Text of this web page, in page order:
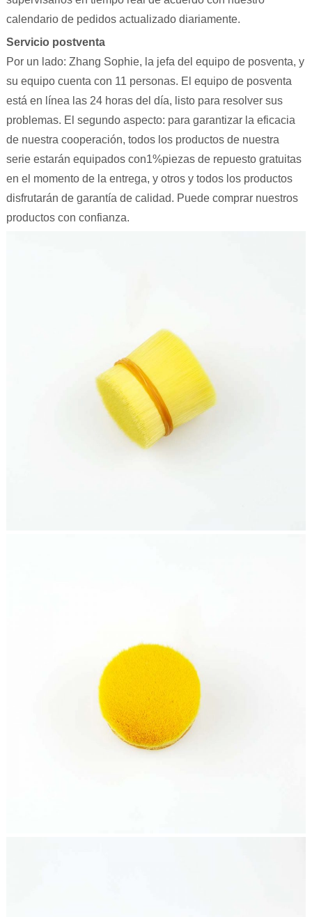
calendario de pedidos actualizado diariamente.
Servicio postventa
Por un lado: Zhang Sophie, la jefa del equipo de posventa, y
su equipo cuenta con 11 personas. El equipo de posventa
está en línea las 24 horas del día, listo para resolver sus
problemas. El segundo aspecto: para garantizar la eficacia
de nuestra cooperación, todos los productos de nuestra
serie estarán equipados con1%piezas de repuesto gratuitas
en el momento de la entrega, y otros y todos los productos
disfrutarán de garantía de calidad. Puede comprar nuestros
productos con confianza.